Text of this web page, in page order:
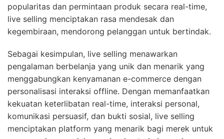
popularitas dan permintaan produk secara real-time,
live selling menciptakan rasa mendesak dan
kegembiraan, mendorong pelanggan untuk bertindak.
Sebagai kesimpulan, live selling menawarkan
pengalaman berbelanja yang unik dan menarik yang
menggabungkan kenyamanan e-commerce dengan
personalisasi interaksi offline. Dengan memanfaatkan
kekuatan keterlibatan real-time, interaksi personal,
komunikasi persuasif, dan bukti sosial, live selling
menciptakan platform yang menarik bagi merek untuk